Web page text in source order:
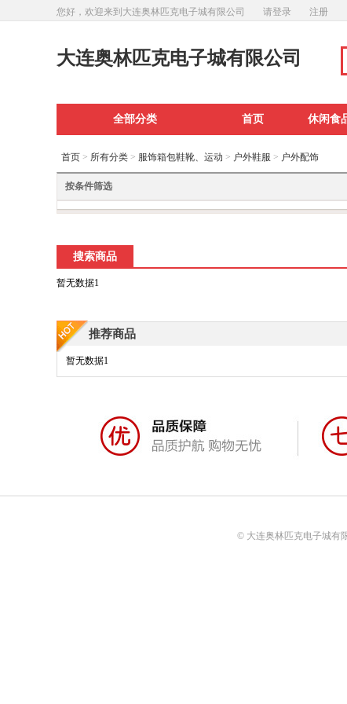
您好，欢迎来到大连奥林匹克电子城有限公司 请登录 注册
大连奥林匹克电子城有限公司
全部分类 首页 休闲食
首页 > 所有分类 > 服饰箱包鞋靴、运动 > 户外鞋服 > 户外配饰
按条件筛选
搜索商品
暂无数据1
推荐商品
暂无数据1
© 大连奥林匹克电子城有